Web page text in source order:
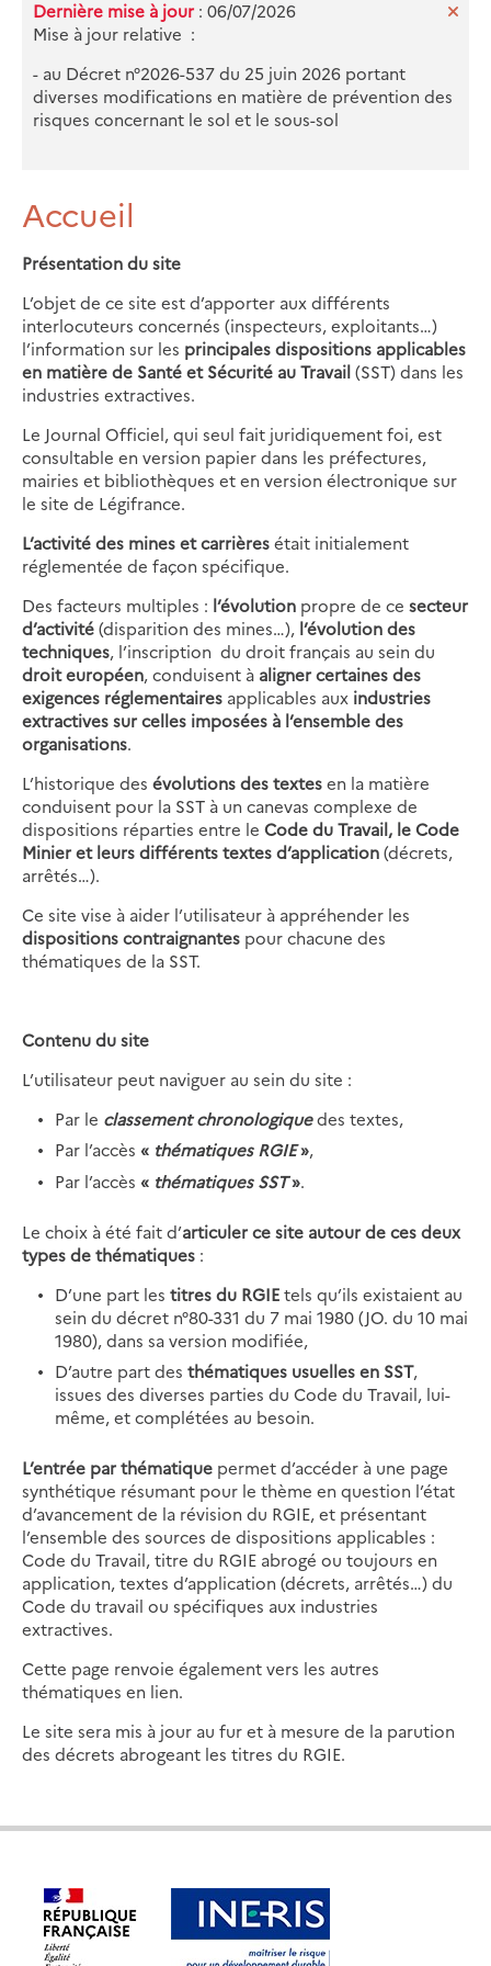
Dernière mise à jour : 06/07/2026
Mise à jour relative :
- au Décret n°2026-537 du 25 juin 2026 portant
diverses modifications en matière de prévention des
risques concernant le sol et le sous-sol
Accueil
Présentation du site
L’objet de ce site est d’apporter aux différents
interlocuteurs concernés (inspecteurs, exploitants…)
l’information sur les principales dispositions applicables
en matière de Santé et Sécurité au Travail(SST) dans les
industries extractives.
Le Journal Officiel, qui seul fait juridiquement foi, est
consultable en version papier dans les préfectures,
mairies et bibliothèques et en version électronique sur
le site de Légifrance.
L’activité des mines et carrièresétait initialement
réglementée de façon spécifique.
Des facteurs multiples : l’évolution propre de ce secteur
d’activité(disparition des mines…), l’évolution des
techniques, l’inscription du droit français au sein du
droit européen, conduisent à aligner certaines des
exigences réglementaires applicables aux industries
extractivessur celles imposées à l’ensemble des
organisations.
L’historique des évolutions des textesen la matière
conduisent pour la SST à un canevas complexe de
dispositions réparties entre le Code du Travail, le Code
Minier et leurs différents textes d’application(décrets,
arrêtés…).
Ce site vise à aider l’utilisateur à appréhender les
dispositions contraignantes pour chacune des
thématiques de la SST.
Contenu du site
L’utilisateur peut naviguer au sein du site :
Par le classement chronologiquedes textes,
Par l’accès « thématiques RGIE»,
Par l’accès « thématiques SST».
Le choix à été fait d’articuler ce site autour de ces deux
types de thématiques :
D’une part les titres du RGIEtels qu’ils existaient au
sein du décret n°80-331 du 7 mai 1980 (JO. du 10 mai
1980), dans sa version modifiée,
D’autre part des thématiques usuelles en SST,
issues des diverses parties du Code du Travail, lui-
même, et complétées au besoin.
L’entrée par thématique permet d’accéder à une page
synthétique résumant pour le thème en question l’état
d’avancement de la révision du RGIE, et présentant
l’ensemble des sources de dispositions applicables :
Code du Travail, titre du RGIE abrogé ou toujours en
application, textes d’application (décrets, arrêtés…) du
Code du travail ou spécifiques aux industries
extractives.
Cette page renvoie également vers les autres
thématiques en lien.
Le site sera mis à jour au fur et à mesure de la parution
des décrets abrogeant les titres du RGIE.